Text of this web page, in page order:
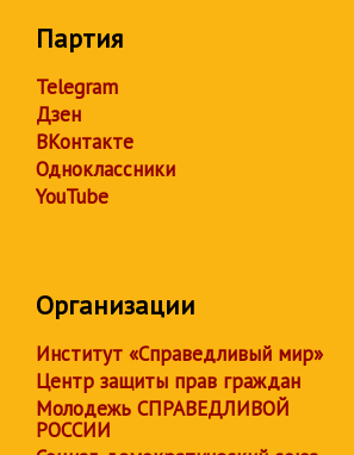
Партия
Telegram
Дзен
ВКонтакте
Одноклассники
YouTube
Организации
Институт «Справедливый мир»
Центр защиты прав граждан
Молодежь СПРАВЕДЛИВОЙ
РОССИИ